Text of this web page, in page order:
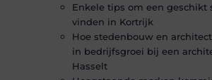
Enkele tips om een geschikt
vinden in Kortrijk
Hoe stedenbouw en
in bedrijfsgroei bij een
Hasselt